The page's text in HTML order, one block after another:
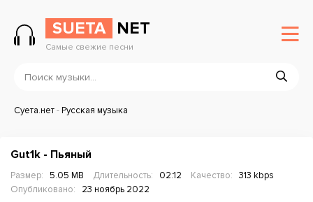
SUETA NET
Самые свежие песни
Суета.нет-Русская музыка
Gut1k - Пьяный
Размер: 5.05 MB Длительность: 02:12 Качество:
313 kbps
Опубликовано:
23 ноябрь 2022